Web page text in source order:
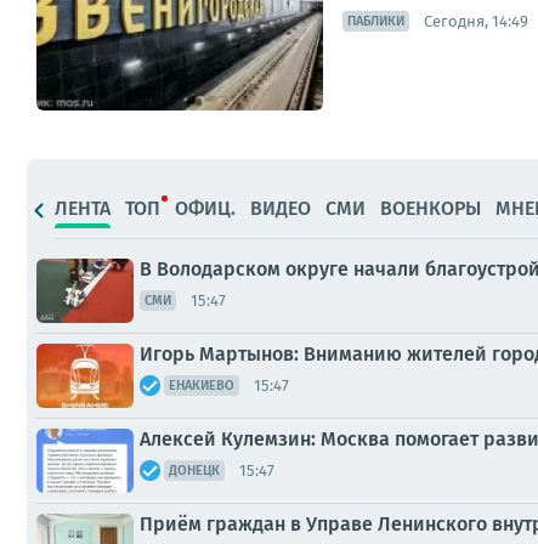
ПАБЛИКИ Сегодня, 14:49
ЛЕНТА ТОП ОФИЦ. ВИДЕО СМИ ВОЕНКОРЫ
В Володарском округе начали
СМИ 15:47
Игорь Мартынов: Вниманию жителей
ЕНАКИЕВО 15:47
Алексей Кулемзин: Москва помогает
ДОНЕЦК 15:47
Приём граждан в Управе Ленинского